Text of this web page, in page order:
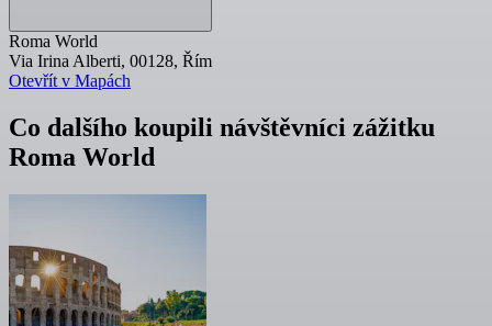
Roma World
Via Irina Alberti, 00128, Řím
Otevřít v Mapách
Co dalšího koupili návštěvníci zážitku
Roma World